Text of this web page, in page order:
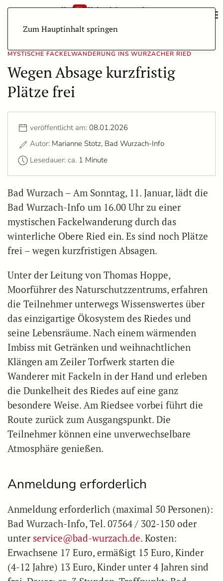
Zum Hauptinhalt springen
MYSTISCHE FACKELWANDERUNG INS WURZACHER RIED
Wegen Absage kurzfristig
Plätze frei
veröffentlicht am: 08.01.2026
Autor: Marianne Stotz, Bad Wurzach-Info
Lesedauer: ca. 1 Minute
Bad Wurzach – Am Sonntag, 11. Januar, lädt die
Bad Wurzach-Info um 16.00 Uhr zu einer
mystischen Fackelwanderung durch das
winterliche Obere Ried ein. Es sind noch Plätze
frei – wegen kurzfristigen Absagen.
Unter der Leitung von Thomas Hoppe,
Moorführer des Naturschutzzentrums, erfahren
die Teilnehmer unterwegs Wissenswertes über
das einzigartige Ökosystem des Riedes und
seine Lebensräume. Nach einem wärmenden
Imbiss mit Getränken und weihnachtlichen
Klängen am Zeiler Torfwerk starten die
Wanderer mit Fackeln in der Hand und erleben
die Dunkelheit des Riedes auf eine ganz
besondere Weise. Am Riedsee vorbei führt die
Route zurück zum Ausgangspunkt. Die
Teilnehmer können eine unverwechselbare
Atmosphäre genießen.
Anmeldung erforderlich
Anmeldung erforderlich (maximal 50 Personen):
Bad Wurzach-Info, Tel. 07564 / 302-150 oder
unter service@bad-wurzach.de. Kosten:
Erwachsene 17 Euro, ermäßigt 15 Euro, Kinder
(4-12 Jahre) 13 Euro, Kinder unter 4 Jahren sind